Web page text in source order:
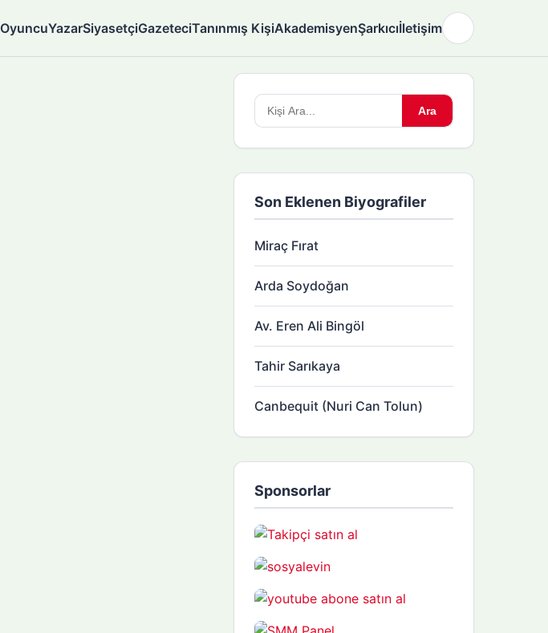
OyuncuYazarSiyasetçiGazeteciTanınmış KişiAkademisyenŞarkıcıİletişim
Arama
yapın:
Ara
Son Eklenen Biyografiler
Miraç Fırat
Arda Soydoğan
Av. Eren Ali Bingöl
Tahir Sarıkaya
Canbequit (Nuri Can Tolun)
Sponsorlar